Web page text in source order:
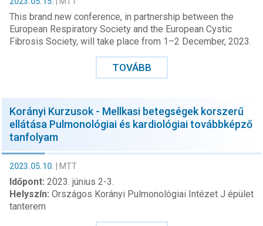
This brand new conference, in partnership between the
European Respiratory Society and the European Cystic
Fibrosis Society, will take place from 1–2 December, 2023.
TOVÁBB
Korányi Kurzusok - Mellkasi betegségek korszerű
ellátása Pulmonológiai és kardiológiai továbbképző
tanfolyam
2023.05.10. MTT
Időpont: 2023. június 2-3.
Helyszín: Országos Korányi Pulmonológiai Intézet J épület
tanterem